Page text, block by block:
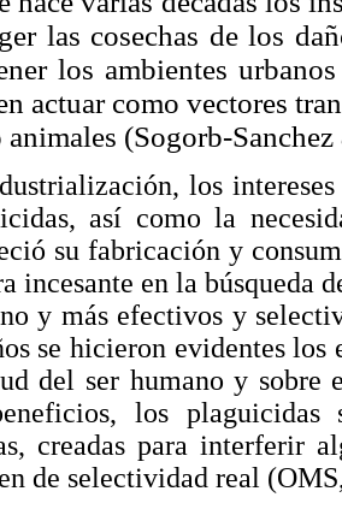
las cosechas de los
los ambientes
actuar como vectores
animales (Sogorb-Sanchez
los
así como la
su fabricación y
incesante en la búsqueda
y más efectivos y
se hicieron evidentes los
del ser humano y sobre
los plaguicidas
creadas para interferir
de selectividad real